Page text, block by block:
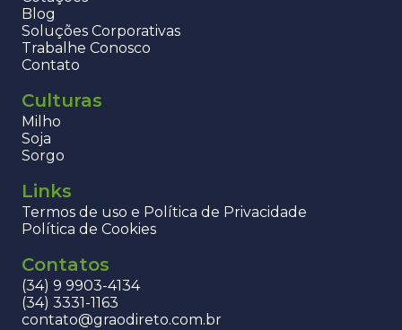
Blog
Soluções Corporativas
Trabalhe Conosco
Contato
Culturas
Milho
Soja
Sorgo
Links
Termos de uso e Política de Privacidade
Política de Cookies
Contatos
(34) 9 9903-4134
(34) 3331-1163
contato@graodireto.com.br